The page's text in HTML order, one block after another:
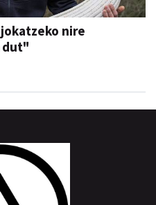
nire
dut"